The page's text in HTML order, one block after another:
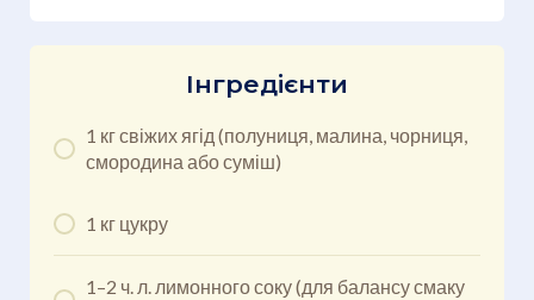
Інгредієнти
1 кг свіжих ягід (полуниця, малина, чорниця,
смородина або суміш)
1 кг цукру
1–2 ч. л. лимонного соку (для балансу смаку